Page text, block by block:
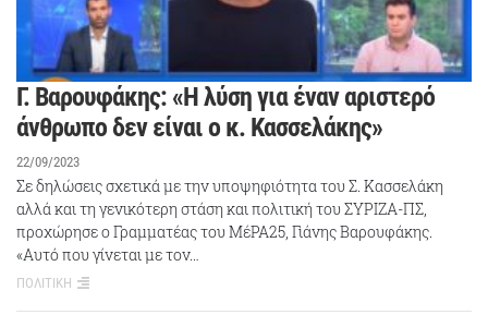
Γ. Βαρουφάκης: «Η λύση για έναν αριστερό
άνθρωπο δεν είναι ο κ. Κασσελάκης»
22/09/2023
Σε δηλώσεις σχετικά με την υποψηφιότητα του Σ. Κασσελάκη
αλλά και τη γενικότερη στάση και πολιτική του ΣΥΡΙΖΑ-ΠΣ,
προχώρησε ο Γραμματέας του ΜέΡΑ25, Γιάνης Βαρουφάκης.
«Αυτό που γίνεται με τον…
ΠΟΛΙΤΙΚΗ